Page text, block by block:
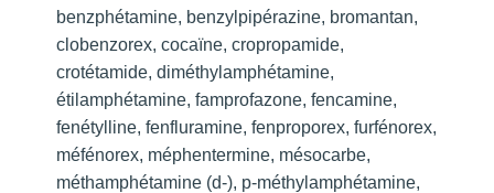
benzphétamine, benzylpipérazine, bromantan,
clobenzorex, cocaïne, cropropamide,
crotétamide, diméthylamphétamine,
étilamphétamine, famprofazone, fencamine,
fenétylline, fenfluramine, fenproporex, furfénorex,
méfénorex, méphentermine, mésocarbe,
méthamphétamine (d-), p-méthylamphétamine,